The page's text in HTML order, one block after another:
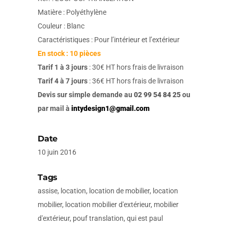
Matière : Polyéthylène
Couleur : Blanc
Caractéristiques : Pour l’intérieur et l’extérieur
En stock : 10 pièces
Tarif 1 à 3 jours : 30€ HT hors frais de livraison
Tarif 4 à 7 jours : 36€ HT hors frais de livraison
Devis sur simple demande au 02 99 54 84 25ou
par mail à intydesign1@gmail.com
Date
10 juin 2016
Tags
assise, location, location de mobilier, location
mobilier, location mobilier d'extérieur, mobilier
d'extérieur, pouf translation, qui est paul